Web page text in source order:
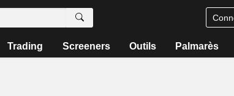
Trading Screeners Outils Palmarès